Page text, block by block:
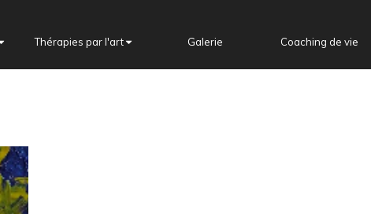
Thérapies par l'art Galerie Coaching de vie